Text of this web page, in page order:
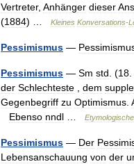
Vertreter, Anhänger dieser
(1884) … Kleines Konversations-
Pessimismus —
Pessimismus — Sm std . (18
der Schlechteste dem
Gegenbegriff zu Optimismus
Ebenso nndl
Pessimismus — Der
Lebensanschauung von der